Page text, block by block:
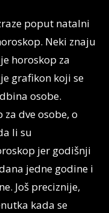
poput natalni
Neki znaju
horoskop za
grafikon koji se
osobe.
dve osobe, o
li su
jer godišnji
jedne godine i
Još preciznije,
kada se